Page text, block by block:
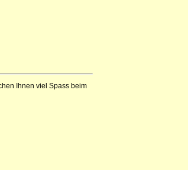
Ihnen viel Spass beim